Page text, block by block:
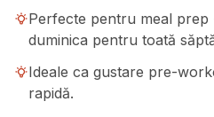
Perfecte pentru meal
duminica pentru toată
Ideale ca gustare pre-
rapidă.